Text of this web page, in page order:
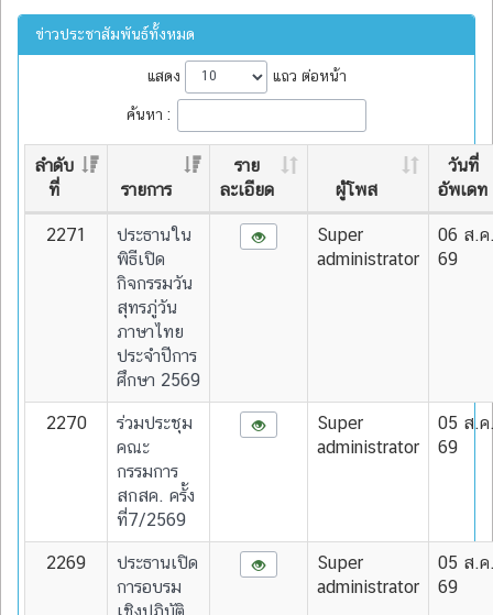
ข่าวประชาสัมพันธ์ทั้งหมด
แสดง แถว ต่อหน้า
ค้นหา :
ลำดับ
ที่
รายการ
ราย
ละเอียด
ผู้โพส
วันที่
อัพเดท
2271
ประธานใน
พิธีเปิด
กิจกรรมวัน
สุทรภู่วัน
ภาษาไทย
ประจำปีการ
ศึกษา 2569
Super
administrator
06 ส.
69
2270
ร่วมประชุม
คณะ
กรรมการ
สกสค. ครั้ง
ที่7/2569
Super
administrator
05 ส.
69
2269
ประธานเปิด
การอบรม
เชิงปฏิบัติ
Super
administrator
05 ส.
69